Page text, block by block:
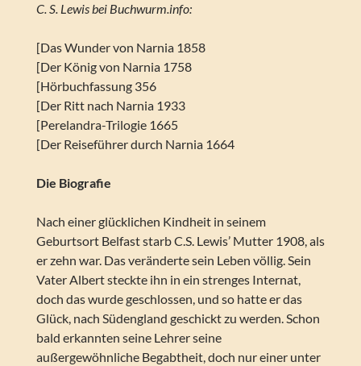
C. S. Lewis bei Buchwurm.info:
[Das Wunder von Narnia 1858
[Der König von Narnia 1758
[Hörbuchfassung 356
[Der Ritt nach Narnia 1933
[Perelandra-Trilogie 1665
[Der Reiseführer durch Narnia 1664
Die Biografie
Nach einer glücklichen Kindheit in seinem
Geburtsort Belfast starb C.S. Lewis’ Mutter 1908, als
er zehn war. Das veränderte sein Leben völlig. Sein
Vater Albert steckte ihn in ein strenges Internat,
doch das wurde geschlossen, und so hatte er das
Glück, nach Südengland geschickt zu werden. Schon
bald erkannten seine Lehrer seine
außergewöhnliche Begabtheit, doch nur einer unter